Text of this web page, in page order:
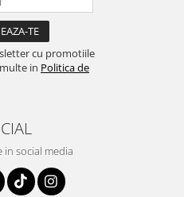
cu promotiile
in Politica de
in social media